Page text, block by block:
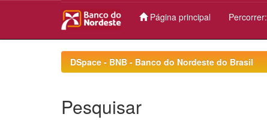
Página principal Percorrer:
DSpace - BNB - Banco do Nordeste do Brasil
Pesquisar